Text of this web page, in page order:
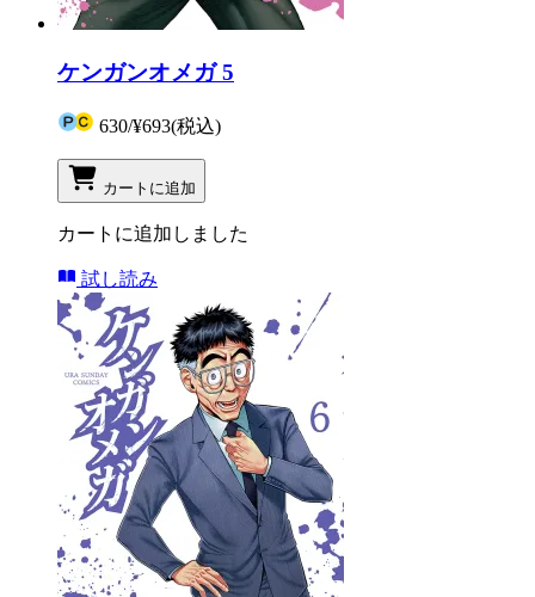
ケンガンオメガ 5
630/¥693(税込)
カートに追加
カートに追加しました
試し読み